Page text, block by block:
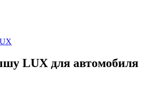
LUX для автомобиля